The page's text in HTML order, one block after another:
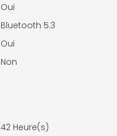
Oui
Bluetooth 5.3
Oui
Non
42 Heure(s)